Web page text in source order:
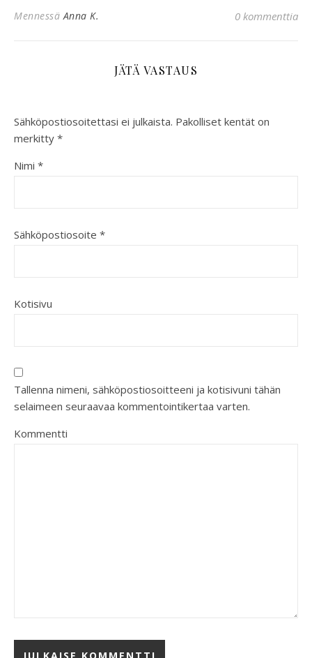
MennessäAnna K. 0 kommenttia
JÄTÄ VASTAUS
Sähköpostiosoitettasi ei julkaista. Pakolliset kentät on
merkitty *
Nimi *
Sähköpostiosoite *
Kotisivu
Tallenna nimeni, sähköpostiosoitteeni ja kotisivuni tähän
selaimeen seuraavaa kommentointikertaa varten.
Kommentti